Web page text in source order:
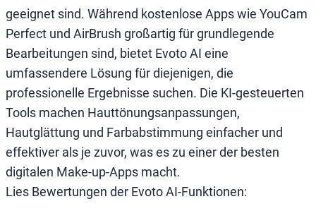
geeignet sind. Während kostenlose Apps wie YouCam
Perfect und AirBrush großartig für grundlegende
Bearbeitungen sind, bietet Evoto AI eine
umfassendere Lösung für diejenigen, die
professionelle Ergebnisse suchen. Die KI-gesteuerten
Tools machen Hauttönungsanpassungen,
Hautglättung und Farbabstimmung einfacher und
effektiver als je zuvor, was es zu einer der besten
digitalen Make-up-Apps macht.
Lies Bewertungen der Evoto AI-Funktionen: